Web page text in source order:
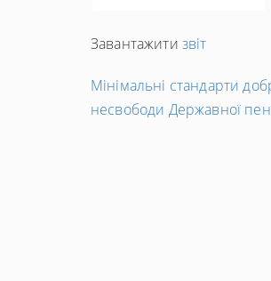
Завантажити звіт
←
Попередній
Мінімальні стандарти
несвободи Державної